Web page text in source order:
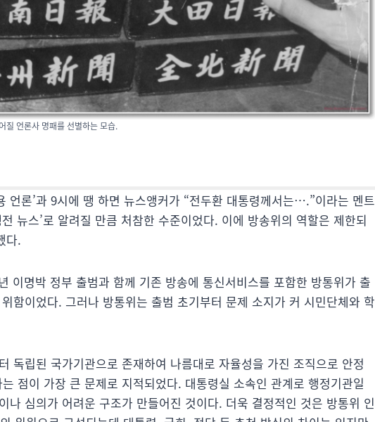
질 언론사 명패를 선별하는 모습.
언론’과 9시에 땡 하면 뉴스앵커가 “전두환 대통령께서는….”이라는 멘트
뉴스’로 알려질 만큼 처참한 수준이었다. 이에 방송위의 역할은 제한되
다.
이명박 정부 출범과 함께 기존 방송에 통신서비스를 포함한 방통위가 출
함이었다. 그러나 방통위는 출범 초기부터 문제 소지가 커 시민단체와 학
독립된 국가기관으로 존재하여 나름대로 자율성을 가진 조직으로 안정
점이 가장 큰 문제로 지적되었다. 대통령실 소속인 관계로 행정기관일
나 심의가 어려운 구조가 만들어진 것이다. 더욱 결정적인 것은 방통위 인